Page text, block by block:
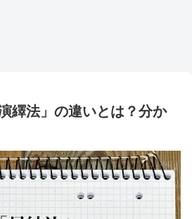
繹法」の違いとは？分か